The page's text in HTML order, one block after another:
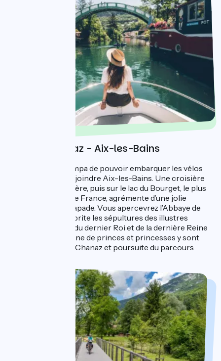
Jour 2 : Chanaz - Aix-les-Bains
À Chanaz, il est sympa de pouvoir embarquer les vélos
sur un bateau et rejoindre Aix-les-Bains. Une croisière
sur le canal de Savière, puis sur le lac du Bourget, le plus
grand lac naturel de France, agrémente d’une jolie
manière cette escapade. Vous apercevrez l’Abbaye de
Hautecombe qui abrite les sépultures des illustres
comtes de Savoie, du dernier Roi et de la dernière Reine
d'Italie. Une trentaine de princes et princesses y sont
inhumés. Retour à Chanaz et poursuite du parcours